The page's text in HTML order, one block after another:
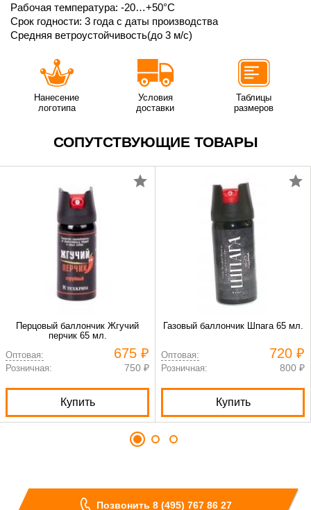
Рабочая температура: -20…+50°С
Срок годности: 3 года с даты производства
Средняя ветроустойчивость(до 3 м/с)
Нанесение
логотипа
Условия
доставки
Таблицы
размеров
СОПУТСТВУЮЩИЕ ТОВАРЫ
Перцовый баллончик Жгучий
перчик 65 мл.
Оптовая:
675 ₽
Розничная: 750 ₽
Купить
Газовый баллончик Шпага 65 мл.
Оптовая: 720 ₽
Розничная: 800 ₽
Купить
Позвонить 8 (495) 767 86 27